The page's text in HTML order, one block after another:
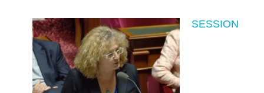
SESSION